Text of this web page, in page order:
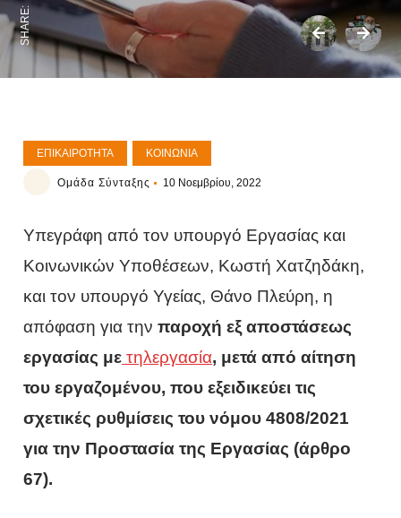
SHARE:
ΕΠΙΚΑΙΡΌΤΗΤΑ ΚΟΙΝΩΝΊΑ
Ομάδα Σύνταξης 10 Νοεμβρίου, 2022
Υπεγράφη από τον υπουργό Εργασίας και
Κοινωνικών Υποθέσεων, Κωστή Χατζηδάκη,
και τον υπουργό Υγείας, Θάνο Πλεύρη, η
απόφαση για τηνπαροχή εξ αποστάσεως
εργασίας με τηλεργασία, μετά από αίτηση
του εργαζομένου, που εξειδικεύει τις
σχετικές ρυθμίσεις του νόμου 4808/2021
για την Προστασία της Εργασίας (άρθρο
67).